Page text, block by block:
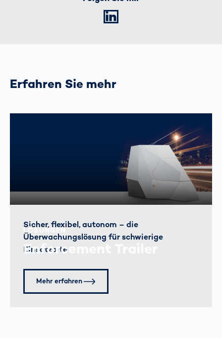
Erfahren Sie mehr
LÖSUNGEN
Enforcement Trailer
Sicher, flexibel, autonom – die
Überwachungslösung für schwierige
Einsatzorte
Mehr erfahren